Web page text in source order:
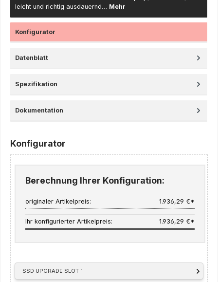
leicht und richtig ausdauernd… Mehr
Konfigurator
Datenblatt
Spezifikation
Dokumentation
Konfigurator
SSD UPGRADE SLOT 1
Berechnung Ihrer Konfiguration:
originaler Artikelpreis: 1.936,29 €*
Ihr konfigurierter Artikelpreis: 1.936,29 €*